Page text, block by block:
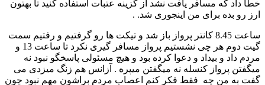
خطا داد که مسافر یافت نشد از گزینه عتبات استفاده کنید تا بهتون
ارز رو بده برای من اینجوری شد. .
ساعت 8.45 کانتر پرواز باز شد و تیکت ها رو گرفتیم و رفتیم سمت
گیت دوم هر چی نشستیم پرواز مسافر گیری نکرد تا ساعت 13 و
مردم داد و بیداد و دعوا کرده بود و هیچ مسئولی پاسخگو نبود نه
میگفتن پرواز کنسله نه میگفتن میپره . آزانس هم زنگ میزدی می
گفت به من چه فقط فکر کنم اعصاب مردم براشون مهم نبود چون